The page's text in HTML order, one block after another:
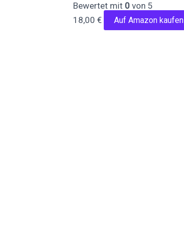
Bewertet mit 0 von 5
18,00 € Auf Amazon kaufen